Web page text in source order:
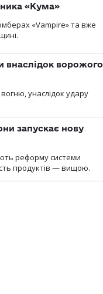
«Кума»
«Vampire» та вже
внаслідок ворожого
унаслідок удару
запускає нову
реформу системи
продуктів — вищою.